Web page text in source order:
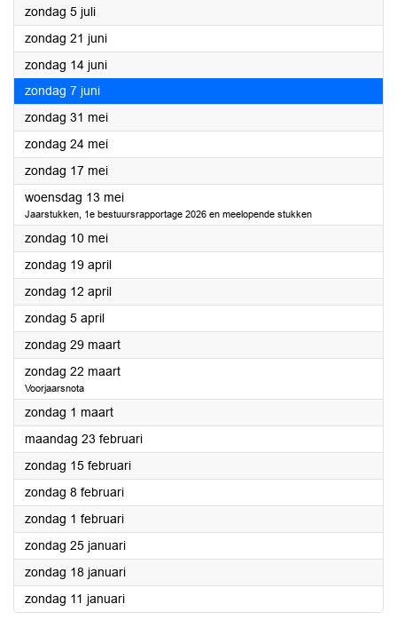
zondag 5 juli2026
zondag 21 juni2026
zondag 14 juni2026
zondag 7 juni2026
zondag 31 mei2026
zondag 24 mei2026
zondag 17 mei2026
woensdag 13 mei2026
Jaarstukken, 1e bestuursrapportage 2026 en meelopende stukken
zondag 10 mei2026
zondag 19 april2026
zondag 12 april2026
zondag 5 april2026
zondag 29 maart2026
zondag 22 maart2026
Voorjaarsnota
zondag 1 maart2026
maandag 23 februari2026
zondag 15 februari2026
zondag 8 februari2026
zondag 1 februari2026
zondag 25 januari2026
zondag 18 januari2026
zondag 11 januari2026